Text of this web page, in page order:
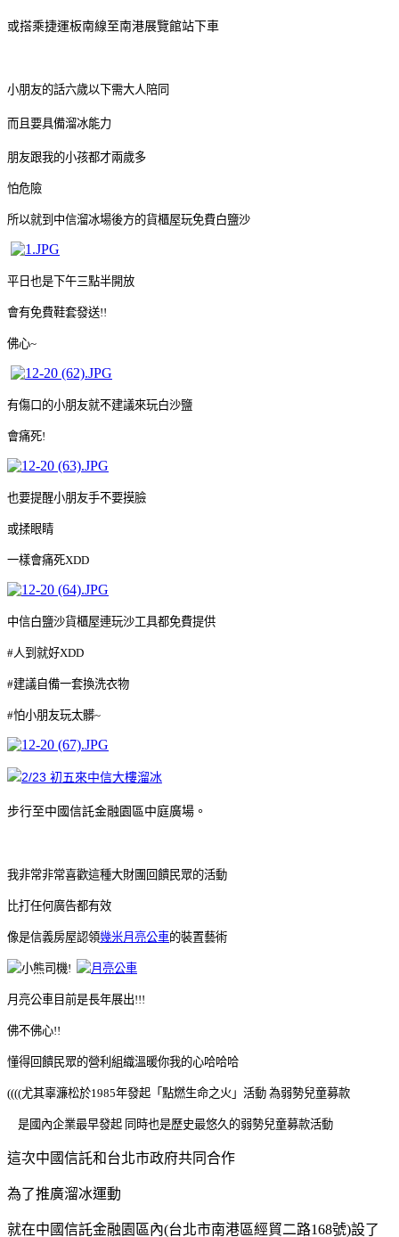
或搭乘捷運板南線至南港展覽館站下車
小朋友的話六歲以下需大人陪同
而且要具備溜冰能力
朋友跟我的小孩都才兩歲多
怕危險
所以就到中信溜冰場後方的貨櫃屋玩免費白鹽沙
平日也是下午三點半開放
會有免費鞋套發送!!
佛心~
有傷口的小朋友就不建議來玩白沙鹽
會痛死!
也要提醒小朋友手不要摸臉
或揉眼睛
一樣會痛死XDD
中信白鹽沙貨櫃屋連玩沙工具都免費提供
#人到就好XDD
#建議自備一套換洗衣物
#怕小朋友玩太髒~
步行至中國信託金融園區中庭廣場。
我非常非常喜歡這種大財團回饋民眾的活動
比打任何廣告都有效
像是信義房屋認領幾米月亮公車的裝置藝術
月亮公車目前是長年展出!!!
佛不佛心!!
懂得回饋民眾的營利組織溫暖你我的心哈哈哈
((((尤其辜濂松於1985年發起「點燃生命之火」活動 為弱勢兒童募款
是國內企業最早發起 同時也是歷史最悠久的弱勢兒童募款活動
這次中國信託和台北市政府共同合作
為了推廣溜冰運動
就在中國信託金融園區內(台北市南港區經貿二路168號)設了